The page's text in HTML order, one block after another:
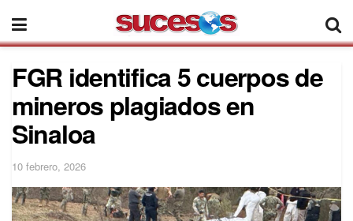
FGR identifica 5 cuerpos de
mineros plagiados en
Sinaloa
10 febrero, 2026